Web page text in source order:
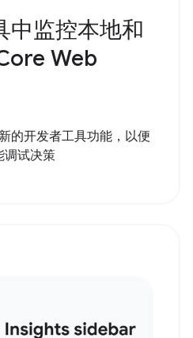
中监控本地和
Web
的开发者工具功能，以便
调试决策